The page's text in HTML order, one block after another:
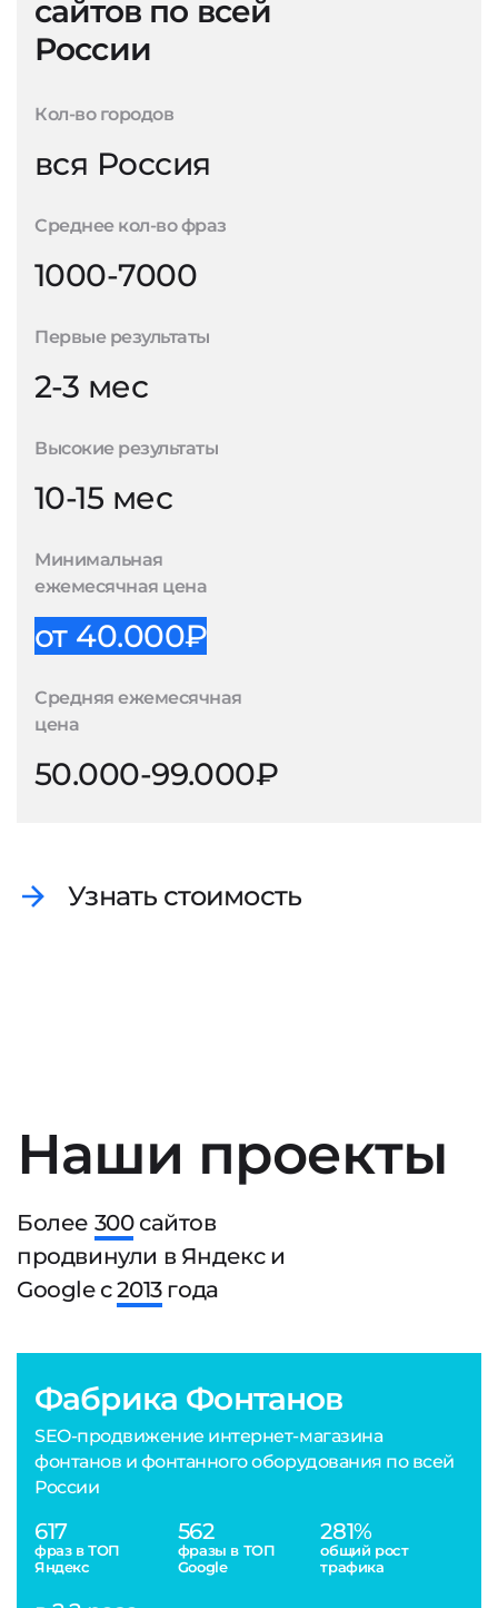
сайтов по всей
России
Кол-во городов
вся Россия
Среднее кол-во фраз
1000-7000
Первые результаты
2-3 мес
Высокие результаты
10-15 мес
Минимальная
ежемесячная цена
от 40.000₽
Средняя ежемесячная
цена
50.000-99.000₽
Узнать стоимость
Наши проекты
Более 300сайтов
продвинули в Яндекс и
Google с2013года
Фабрика Фонтанов
SEO-продвижение интернет-магазина
фонтанов и фонтанного оборудования по всей
России
617
фраз в ТОП
Яндекс
562
фразы в ТОП
Google
281%
общий рост
трафика